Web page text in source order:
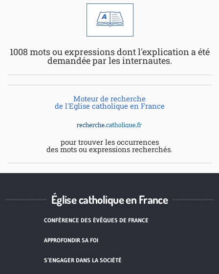
1008 mots ou expressions dont l'explication a été
demandée par les internautes.
Moteur de recherche
de l'Eglise catholique en France
pour trouver les occurrences
des mots ou expressions recherchés.
Église catholique en France
CONFÉRENCE DES ÉVÊQUES DE FRANCE
APPROFONDIR SA FOI
S’ENGAGER DANS LA SOCIÉTÉ